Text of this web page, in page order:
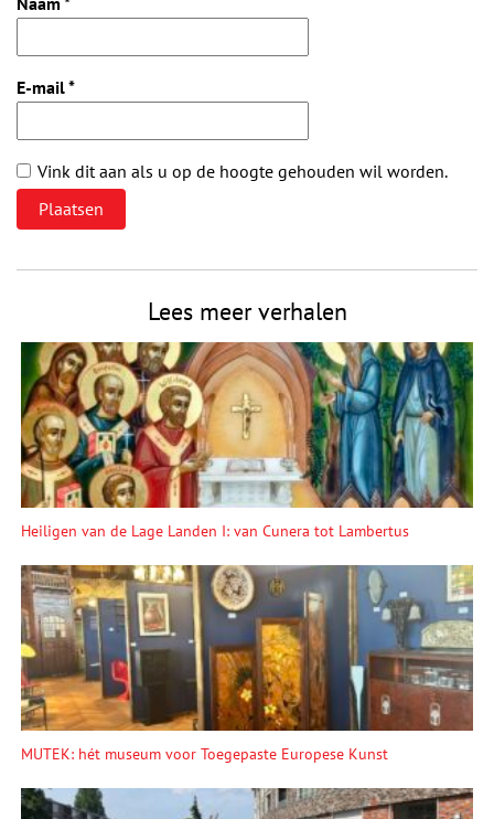
E-mail*
Vink dit aan als u op de hoogte gehouden wil worden.
Lees meer verhalen
Heiligen van de Lage Landen I: van Cunera tot Lambertus
MUTEK: hét museum voor Toegepaste Europese Kunst